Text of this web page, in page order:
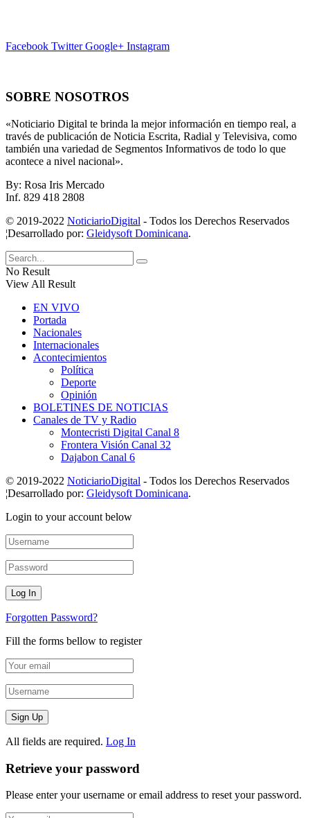
Facebook Twitter Google+ Instagram
SOBRE NOSOTROS
«Noticiario Digital te brinda la mejor información en tiempo real, a
través de publicación de Noticia Escrita, Radial y Televisiva, como
también una variedad de Segmentos Informativos de todo lo que
acontece a nivel nacional».
By: Rosa Iris Mercado
Inf. 829 418 2808
© 2019-2022 NoticiarioDigital - Todos los Derechos Reservados
¦Desarrollado por: Gleidysoft Dominicana.
No Result
View All Result
EN VIVO
Portada
Nacionales
Internacionales
Acontecimientos
Política
Deporte
Opinión
BOLETINES DE NOTICIAS
Canales de TV y Radio
Montecristi Digital Canal 8
Frontera Visión Canal 32
Dajabon Canal 6
© 2019-2022 NoticiarioDigital - Todos los Derechos Reservados
¦Desarrollado por: Gleidysoft Dominicana.
Login to your account below
Forgotten Password?
Fill the forms bellow to register
All fields are required. Log In
Retrieve your password
Please enter your username or email address to reset your password.